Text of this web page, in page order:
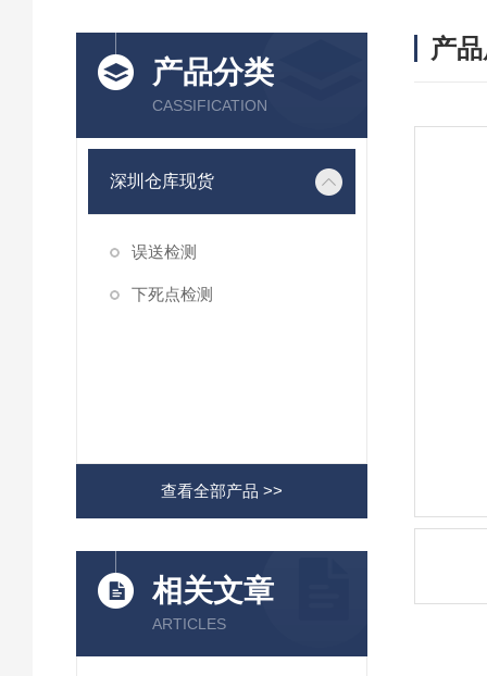
产品分类
CASSIFICATION
深圳仓库现货
误送检测
下死点检测
查看全部产品 >>
相关文章
ARTICLES
产